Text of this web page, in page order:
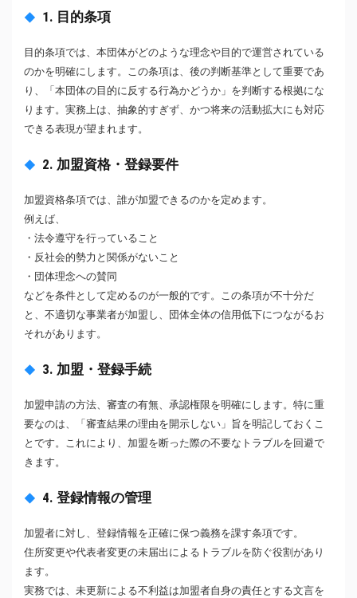
1. 目的条項
目的条項では、本団体がどのような理念や目的で運営されている
のかを明確にします。この条項は、後の判断基準として重要であ
り、「本団体の目的に反する行為かどうか」を判断する根拠にな
ります。実務上は、抽象的すぎず、かつ将来の活動拡大にも対応
できる表現が望まれます。
2. 加盟資格・登録要件
加盟資格条項では、誰が加盟できるのかを定めます。
例えば、
・法令遵守を行っていること
・反社会的勢力と関係がないこと
・団体理念への賛同
などを条件として定めるのが一般的です。この条項が不十分だ
と、不適切な事業者が加盟し、団体全体の信用低下につながるお
それがあります。
3. 加盟・登録手続
加盟申請の方法、審査の有無、承認権限を明確にします。特に重
要なのは、「審査結果の理由を開示しない」旨を明記しておくこ
とです。これにより、加盟を断った際の不要なトラブルを回避で
きます。
4. 登録情報の管理
加盟者に対し、登録情報を正確に保つ義務を課す条項です。
住所変更や代表者変更の未届出によるトラブルを防ぐ役割があり
ます。
実務では、未更新による不利益は加盟者自身の責任とする文言を